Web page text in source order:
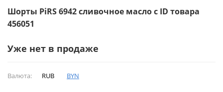
Шорты PiRS 6942 сливочное масло с ID товара
456051
Уже нет в продаже
Валюта: RUB BYN